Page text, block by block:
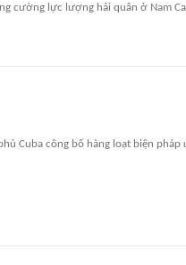
cường lực lượng hải quân ở Nam
Cuba công bố hàng loạt biện pháp